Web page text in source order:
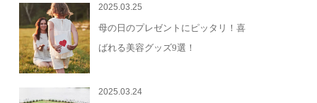
2025.03.25
母の日のプレゼントにピッタリ！喜
ばれる美容グッズ9選！
2025.03.24